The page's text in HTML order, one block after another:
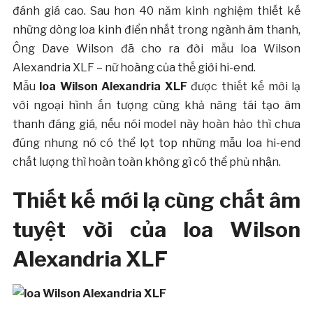
đánh giá cao. Sau hơn 40 năm kinh nghiệm thiết kế
những dòng loa kinh điển nhất trong ngành âm thanh,
Ông Dave Wilson đã cho ra đời mẫu loa Wilson
Alexandria XLF – nữ hoàng của thế giới hi-end.
Mẫu loa Wilson Alexandria XLFđược thiết kế mới lạ
với ngoại hình ấn tượng cùng khả năng tái tạo âm
thanh đáng giá, nếu nói model này hoàn hảo thì chưa
đúng nhưng nó có thể lọt top những mẫu loa hi-end
chất lượng thì hoàn toàn không gì có thể phủ nhận.
Thiết kế mới lạ cùng chất âm
tuyệt vời của loa Wilson
Alexandria XLF